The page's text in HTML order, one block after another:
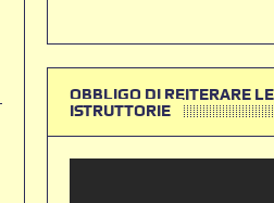
OBBLIGO DI REITERARE
ISTRUTTORIE